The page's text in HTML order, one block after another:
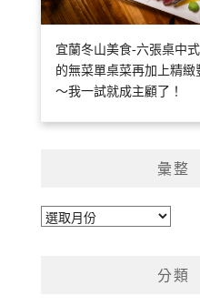
宜蘭冬山美食-六張桌中
的無菜單桌菜再加上精緻
～我一試就成主顧了！
彙整
彙
分類